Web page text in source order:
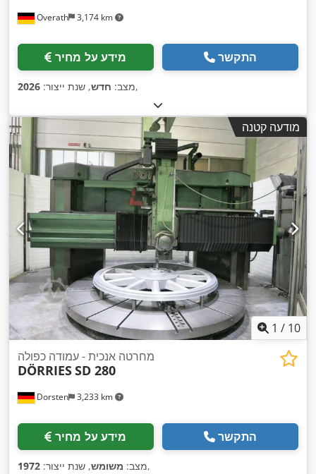
Overath 3,174 km
מידע על מחיר התקשר
מצב: חדש, שנת ייצור: 2026 ,
מודעה קטנה
1 / 10
Dorsten 3,233 km
מחרטה אנכית - עמודה כפולה
DÖRRIESSD 280
מידע על מחיר התקשר
מצב: משומש, שנת ייצור: 1972 ,